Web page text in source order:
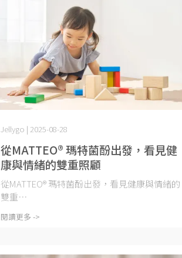
從MATTEO® 瑪特菌酚出發，看見健
康與情緒的雙重照顧
Jellygo | 2025-08-28
從MATTEO® 瑪特菌酚出發，看見健康與情緒的
雙重⋯
閱讀更多 ->